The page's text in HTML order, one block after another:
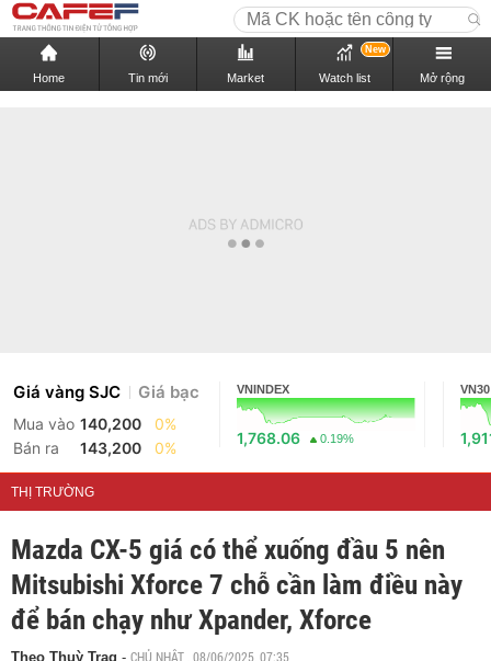
Home Tin mới Market Watch list
New
Mở rộng
Giá vàng SJC Giá bạc
Mua vào 140,200
0%
Bán ra
143,200 0%
VNINDEX
1,768.06 0.19%
VN30
THỊ TRƯỜNG
Mazda CX-5 giá có thể xuống đầu 5 nên
Mitsubishi Xforce 7 chỗ cần làm điều này
để bán chạy như Xpander, Xforce
Theo Thuỳ Trag - CHỦ NHẬT , 08/06/2025, 07:35